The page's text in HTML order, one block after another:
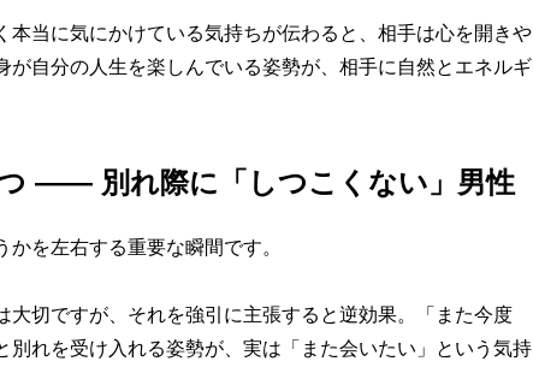
本当に気にかけている気持ちが伝わると、相手は心を開きや
自分の人生を楽しんでいる姿勢が、相手に自然とエネルギ
—— 別れ際に「しつこくない」男性
を左右する重要な瞬間です。
大切ですが、それを強引に主張すると逆効果。「また今度
別れを受け入れる姿勢が、実は「また会いたい」という気持